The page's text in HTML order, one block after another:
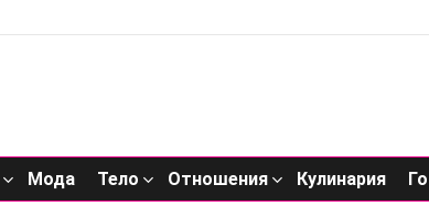
Мода Тело Отношения Кулинария